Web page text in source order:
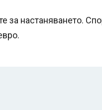
за настаняването.